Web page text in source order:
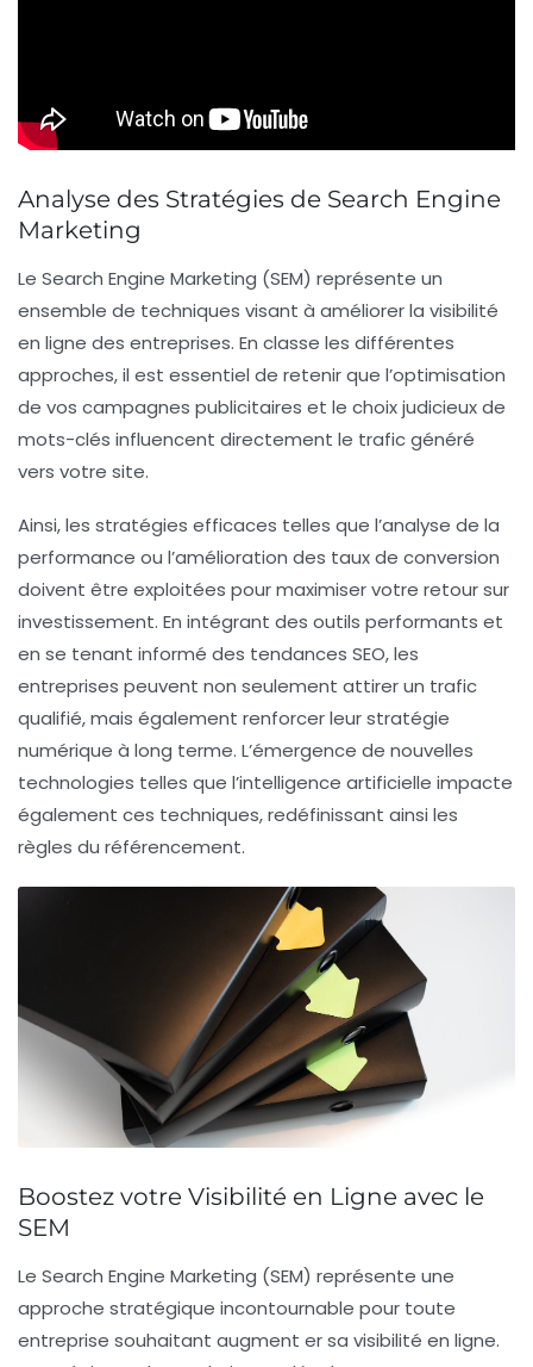
Analyse des Stratégies de Search Engine
Marketing
Le Search Engine Marketing (SEM) représente un
ensemble de techniques visant à améliorer la visibilité
en ligne des entreprises. En classe les différentes
approches, il est essentiel de retenir que l’optimisation
de vos campagnes publicitaires et le choix judicieux de
mots-clés influencent directement le trafic généré
vers votre site.
Ainsi, les stratégies efficaces telles que l’analyse de la
performance ou l’amélioration des taux de conversion
doivent être exploitées pour maximiser votre retour sur
investissement. En intégrant des outils performants et
en se tenant informé des tendances SEO, les
entreprises peuvent non seulement attirer un trafic
qualifié, mais également renforcer leurstratégie
numérique à long terme. L’émergence de nouvelles
technologies telles que l’intelligence artificielle impacte
également ces techniques, redéfinissant ainsi les
règles du référencement.
Boostez votre Visibilité en Ligne avec le
SEM
Le Search Engine Marketing (SEM) représente une
approche stratégique incontournable pour toute
entreprise souhaitant augment er sa visibilité en ligne.